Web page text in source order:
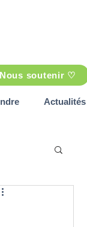
Nous soutenir ♡
Actualités